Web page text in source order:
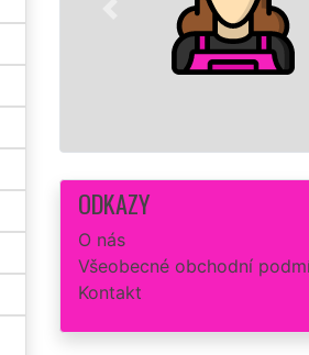
zárukou kvalitně
Mám zájem o
ODKAZY
O nás
Všeobecné obchodní
Kontakt